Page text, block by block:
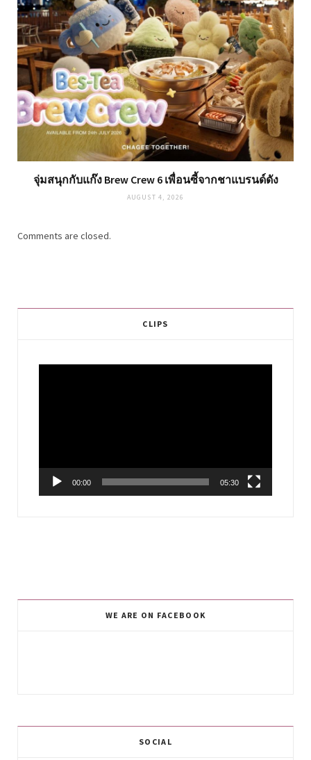
จุ่มสนุกกับแก๊ง Brew Crew 6 เพื่อนซี้จากชาแบรนด์ดัง
AUGUST 4, 2026
Comments are closed.
CLIPS
00:00 05:30
WE ARE ON FACEBOOK
SOCIAL